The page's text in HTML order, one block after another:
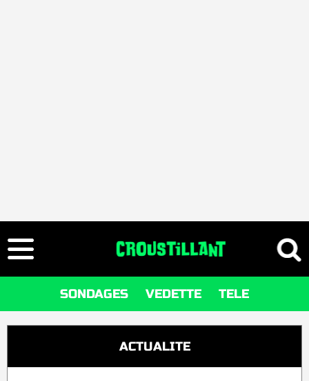
SONDAGES VEDETTE TELE
ACTUALITE